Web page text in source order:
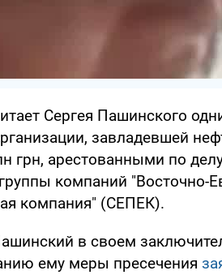
Сергея Пашинского
завладевшей
грн, арестованными по
компаний "Восточно-
компания" (СЕПЕК).
в своем
ему меры пресечения